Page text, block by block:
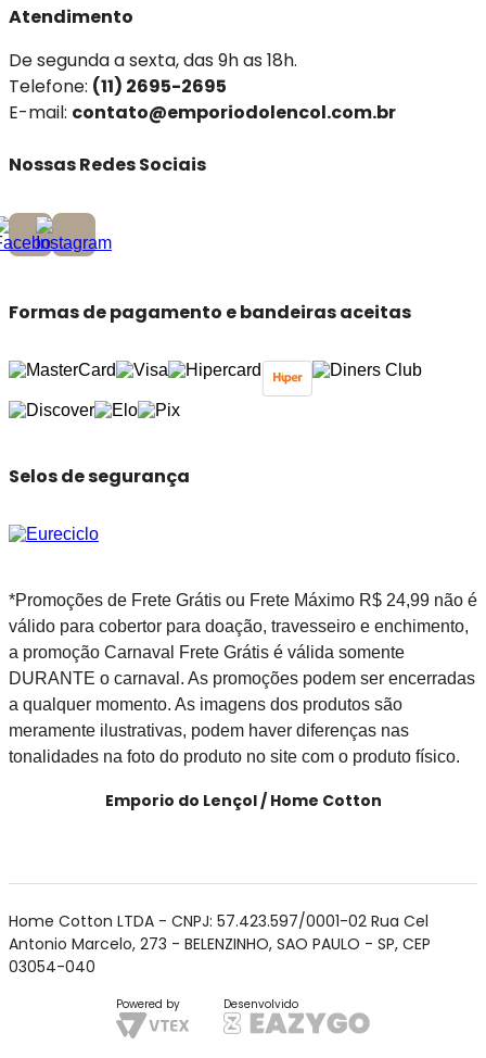
Atendimento
De segunda a sexta, das 9h as 18h.
Telefone: (11) 2695-2695
E-mail: contato@emporiodolencol.com.br
Nossas Redes Sociais
Formas de pagamento e bandeiras aceitas
Selos de segurança
*Promoções de Frete Grátis ou Frete Máximo R$ 24,99 não é
válido para cobertor para doação, travesseiro e enchimento,
a promoção Carnaval Frete Grátis é válida somente
DURANTE o carnaval. As promoções podem ser encerradas
a qualquer momento. As imagens dos produtos são
meramente ilustrativas, podem haver diferenças nas
tonalidades na foto do produto no site com o produto físico.
Emporio do Lençol / Home Cotton
Home Cotton LTDA - CNPJ: 57.423.597/0001-02 Rua Cel
Antonio Marcelo, 273 - BELENZINHO, SAO PAULO - SP, CEP
03054-040
Powered by Desenvolvido